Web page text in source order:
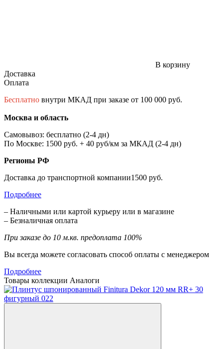
В корзину
Доставка
Оплата
Бесплатно внутри МКАД при заказе от 100 000 руб.
Москва и область
Самовывоз: бесплатно (2-4 дн)
По Москве: 1500 руб. + 40 руб/км за МКАД (2-4 дн)
Регионы РФ
Доставка до транспортной компании1500 руб.
Подробнее
– Наличными или картой курьеру или в магазине
– Безналичная оплата
При заказе до 10 м.кв. предоплата 100%
Вы всегда можете согласовать способ оплаты с менеджером
Подробнее
Товары коллекции Аналоги